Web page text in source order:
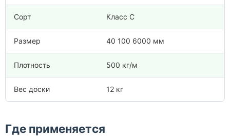
Сорт Класс С
Размер 40 100 6000 мм
Плотность 500 кг/м
Вес доски 12 кг
Где применяется